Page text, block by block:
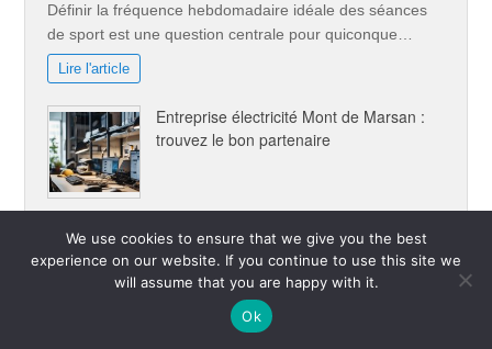
Définir la fréquence hebdomadaire idéale des séances
de sport est une question centrale pour quiconque…
Lire l'article
Entreprise électricité Mont de Marsan :
trouvez le bon partenaire
s’avérer crucial pour vos projets de rénovation…
Lire l'article
Top banques pour la bourse : votre guide
We use cookies to ensure that we give you the best
experience on our website. If you continue to use this site we
will assume that you are happy with it.
Ok